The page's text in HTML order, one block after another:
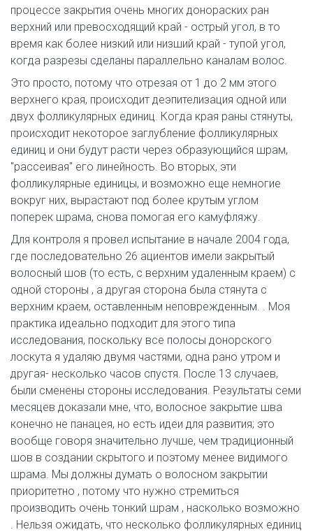
процессе закрытия очень многих донораских ран
верхний или превосходящий край - острый угол, в то
время как более низкий или низший край - тупой угол,
когда разрезы сделаны параллельно каналам волос.
Это просто, потому что отрезая от 1 до 2 мм этого
верхнего края, происходит деэпителизация одной или
двух фолликулярных единиц. Когда края раны стянуты,
происходит некоторое заглубление фолликулярных
единиц и они будут расти через образующийся шрам,
"рассеивая" его линейность. Во вторых, эти
фолликулярные единицы, и возможно еще немногие
вокруг них, вырастают под более крутым углом
поперек шрама, снова помогая его камуфляжу.
Для контроля я провел испытание в начале 2004 года,
где последовательно 26 ациентов имели закрытый
волосный шов (то есть, с верхним удаленным краем) с
одной стороны , а другая сторона была стянута с
верхним краем, оставленным неповрежденным. . Моя
практика идеально подходит для этого типа
исследования, поскольку все полосы донорского
лоскута я удаляю двумя частями, одна рано утром и
другая- несколько часов спустя. После 13 случаев,
были сменены стороны исследования. Результаты семи
месяцев доказали мне, что, волосное закрытие шва
конечно не панацея, но есть идеи для развития; это
вообще говоря значительно лучше, чем традиционный
шов в создании скрытого и поэтому менее видимого
шрама. Мы должны думать о волосном закрытии
приоритетно , потому что нужно стремиться
производить очень тонкий шрам , насколько возможно
. Нельзя ожидать, что несколько фолликулярных единиц